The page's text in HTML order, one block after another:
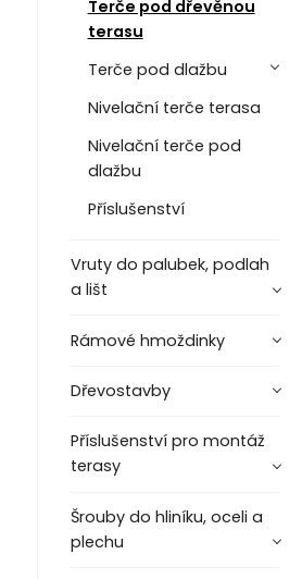
Terče pod dřevěnou
terasu
Terče pod dlažbu
Nivelační terče terasa
Nivelační terče pod
dlažbu
Příslušenství
Vruty do palubek, podlah
a lišt
Rámové hmoždinky
Dřevostavby
Příslušenství pro montáž
terasy
Šrouby do hliníku, oceli a
plechu